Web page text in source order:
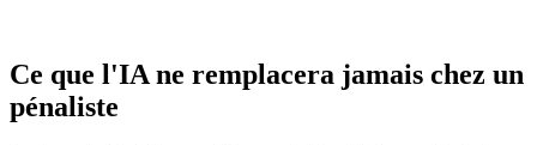
Ce que l'IA ne remplacera jamais chez un
pénaliste